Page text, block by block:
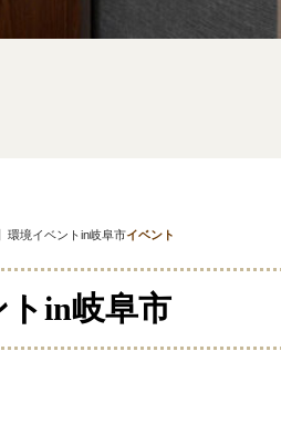
イベント
環境イベントin岐阜市
トin岐阜市